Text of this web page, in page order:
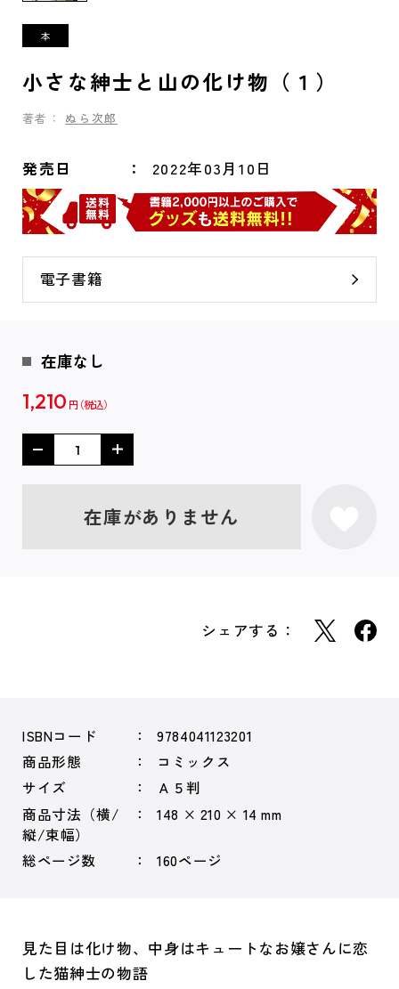
小さな紳士と山の化け物（１）
著者： ぬら次郎
発売日 2022年03月10日
電子書籍
在庫なし
1,210 円
在庫がありません
シェアする：
ISBNコード
9784041123201
商品形態
コミックス
サイズ
Ａ５判
商品寸法（横/
縦/束幅）
148 × 210 × 14 mm
総ページ数 160ページ
見た目は化け物、中身はキュートなお嬢さんに恋
した猫紳士の物語